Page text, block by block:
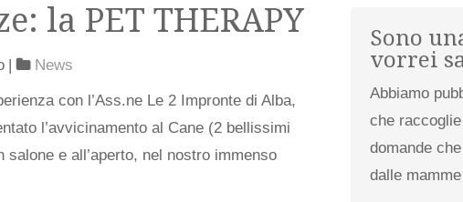
la PET THERAPY
| News
con l’Ass.ne Le 2 Impronte di Alba,
l’avvicinamento al Cane (2 bellissimi
e all’aperto, nel nostro immenso
Sono
vorrei
Abbiamo
che
domande
dalle